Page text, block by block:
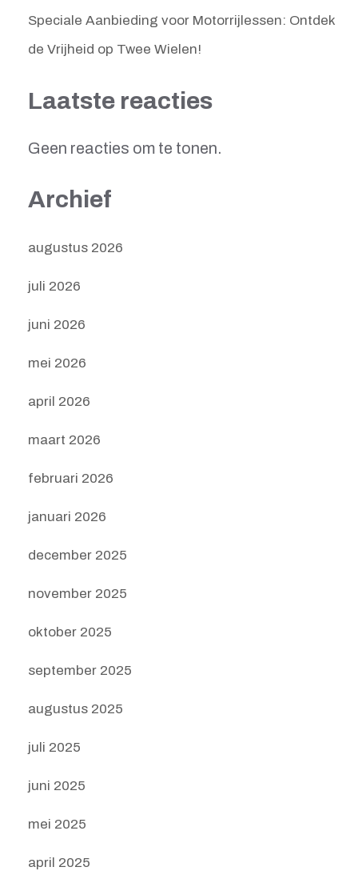
Speciale Aanbieding voor Motorrijlessen: Ontdek
de Vrijheid op Twee Wielen!
Laatste reacties
Geen reacties om te tonen.
Archief
augustus 2026
juli 2026
juni 2026
mei 2026
april 2026
maart 2026
februari 2026
januari 2026
december 2025
november 2025
oktober 2025
september 2025
augustus 2025
juli 2025
juni 2025
mei 2025
april 2025